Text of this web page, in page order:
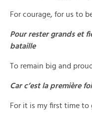
For courage, for us to
Pour rester grands et
bataille
To remain big and
Car c’est la première
For it is my first time